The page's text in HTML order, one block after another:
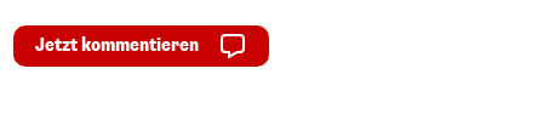
Jetzt kommentieren